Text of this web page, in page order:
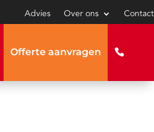
Advies Over ons Contact
Offerte aanvragen